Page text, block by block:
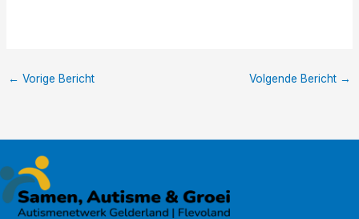
← Vorige Bericht Volgende Bericht →